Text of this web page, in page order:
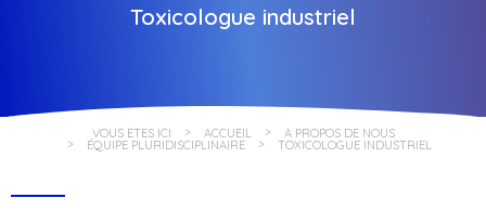
Toxicologue industriel
VOUS ÊTES ICI ACCUEIL À PROPOS DE NOUS
ÉQUIPE PLURIDISCIPLINAIRE TOXICOLOGUE INDUSTRIEL